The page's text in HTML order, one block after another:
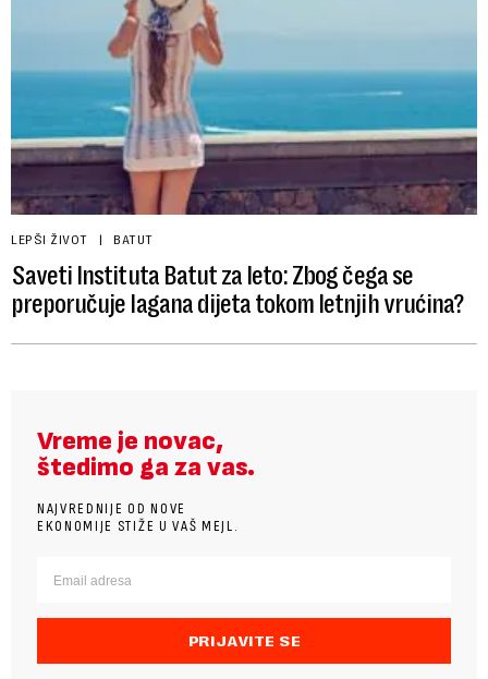
LEPŠI ŽIVOT BATUT
Saveti Instituta Batut za leto: Zbog čega se
preporučuje lagana dijeta tokom letnjih vrućina?
Vreme je novac,
štedimo ga za vas.
NAJVREDNIJE OD NOVE
EKONOMIJE STIŽE U VAŠ MEJL.
PRIJAVITE SE